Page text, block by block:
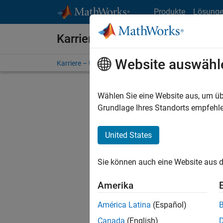
Produkte
Karriere bei MathWorks
Karriere – Übersicht Stellensuche
Stellen
Es
Region
Website
Wählen Sie eine Website aus, um
Grundlage Ihres Standorts
United States
Sie können auch eine Website aus
Amerika
América Latina (Español)
Canada (English)